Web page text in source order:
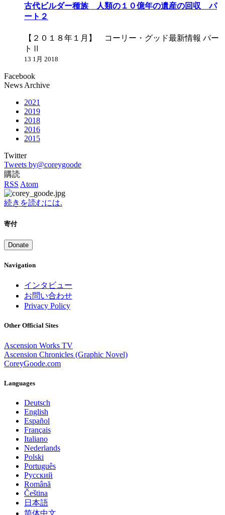
古代ビルダー種族 人類の１０億年の遺産の回収 パ
ート２
【２０１８年１月】 コーリー・グッド最新情報 パー
トⅡ
13 1月 2018
Facebook
News Archive
2021
2019
2018
2016
2015
Twitter
Tweets by@coreygoode
購読
RSS Atom
続きを読むには.
寄付
Donate
Navigation
インタビュー
お問い合わせ
Privacy Policy
Other Official Sites
Ascension Works TV
Ascension Chronicles (Graphic Novel)
CoreyGoode.com
Languages
Deutsch
English
Español
Français
Italiano
Nederlands
Polski
Português
Pусский
Română
Čeština
日本語
简体中文